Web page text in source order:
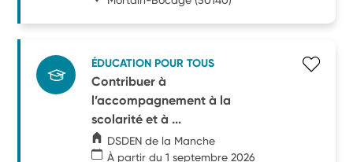
ÉDUCATION POUR TOUS
Contribuer à
l’accompagnement à la
scolarité et à ...
DSDEN de la Manche
À partir du 1 septembre 2026